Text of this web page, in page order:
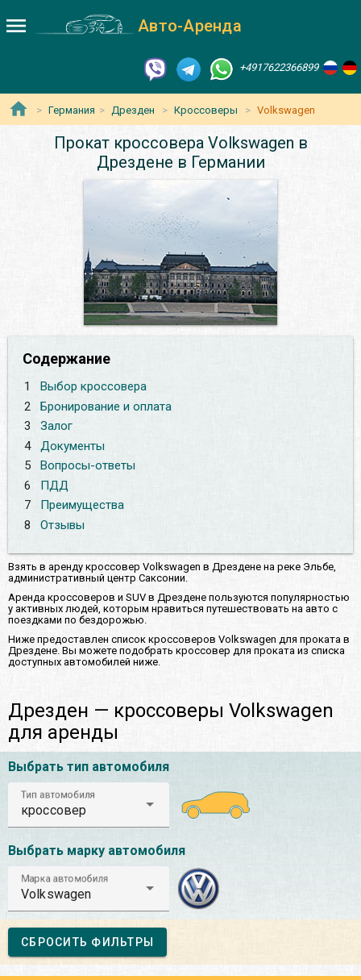
Авто-Аренда
+4917622366899
Германия Дрезден Кроссоверы Volkswagen
Прокат кроссовера Volkswagen в
Дрездене в Германии
Содержание
1
Выбор кроссовера
2
Бронирование и оплата
3
Залог
4
Документы
5
Вопросы-ответы
6
ПДД
7
Преимущества
8
Отзывы
Взять в аренду кроссовер Volkswagen в Дрездене на реке Эльбе,
административный центр Саксонии.
Аренда кроссоверов и SUV в Дрездене пользуются популярностью
у активных людей, которым нравиться путешествовать на авто с
поездками по бездорожью.
Ниже предоставлен список кроссоверов Volkswagen для проката в
Дрездене. Вы можете подобрать кроссовер для проката из списка
доступных автомобилей ниже.
Дрезден — кроссоверы Volkswagen
для аренды
Выбрать тип автомобиля
Тип автомобиля
кроссовер
Выбрать марку автомобиля
Марка автомобиля
Volkswagen
СБРОСИТЬ ФИЛЬТРЫ